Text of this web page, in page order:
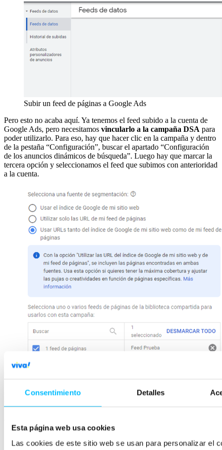
Consentimiento Detalles
Esta página web usa cookies
Las cookies de este sitio web se usan para personalizar el
Subir un feed de páginas a Google Ads
Pero esto no acaba aquí. Ya tenemos el feed subido a la cuenta de
Google Ads, pero necesitamos vincularlo a la campaña DSA para
poder utilizarlo. Para eso, hay que hacer clic en la campaña y dentro
de la pestaña “Configuración”, buscar el apartado “Configuración
de los anuncios dinámicos de búsqueda”. Luego hay que marcar la
tercera opción y seleccionamos el feed que subimos con anterioridad
a la cuenta.
¿Cómo modificar el feed de páginas